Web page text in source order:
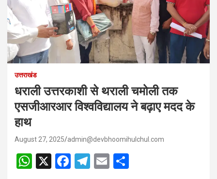
उत्तराखंड
धराली उत्तरकाशी से थराली चमोली तक
एसजीआरआर विश्वविद्यालय ने बढ़ाए मदद के
हाथ
August 27, 2025 admin@devbhoomihulchul.com
W X
F
T
E